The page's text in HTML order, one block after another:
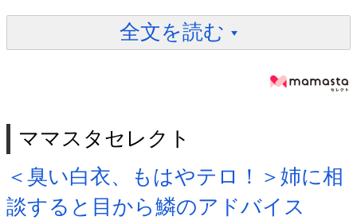
全文を読む
ママスタセレクト
＜臭い白衣、もはやテロ！＞姉に相
談すると目から鱗のアドバイス